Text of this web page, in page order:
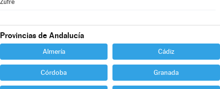
Zufre
Provincias de Andalucía
Almería Cádiz
Córdoba Granada